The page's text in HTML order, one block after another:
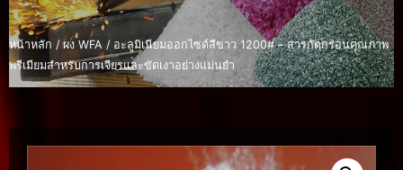
หน้าหลัก /ผง WFA / อะลูมิเนียมออกไซด์สีขาว 1200# – สารกัดกร่อนคุณภาพ
พรีเมียมสำหรับการเจียรและขัดเงาอย่างแม่นยำ